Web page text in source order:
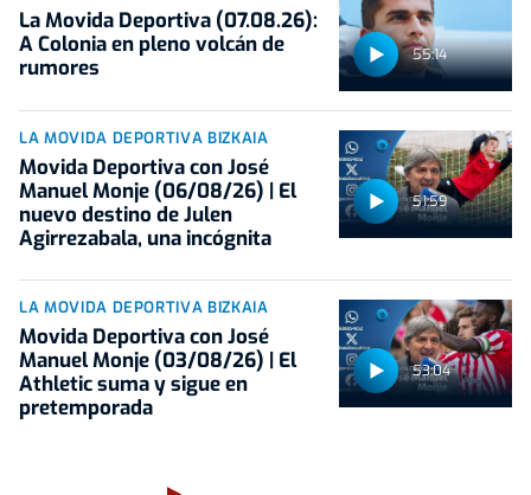
55:14
La Movida Deportiva (07.08.26):
A Colonia en pleno volcán de
rumores
51:59
LA MOVIDA DEPORTIVA BIZKAIA
Movida Deportiva con José
Manuel Monje (06/08/26) | El
nuevo destino de Julen
Agirrezabala, una incógnita
53:04
LA MOVIDA DEPORTIVA BIZKAIA
Movida Deportiva con José
Manuel Monje (03/08/26) | El
Athletic suma y sigue en
pretemporada